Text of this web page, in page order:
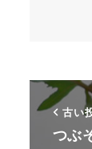
古い
つぶ